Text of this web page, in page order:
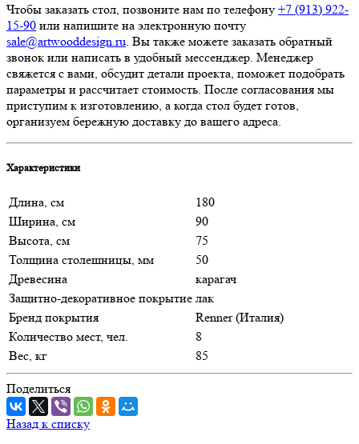
Чтобы заказать стол, позвоните нам по телефону +7 (913) 922-
15-90 или напишите на электронную почту
sale@artwooddesign.ru . Вы также можете заказать обратный
звонок или написать в удобный мессенджер. Менеджер
свяжется с вами, обсудит детали проекта, поможет подобрать
параметры и рассчитает стоимость. После согласования мы
приступим к изготовлению, а когда стол будет готов,
организуем бережную доставку до вашего адреса.
Характеристики
Длина, см
180
Ширина, см
90
Высота, см
75
Толщина столешницы, мм
50
Древесина
карагач
Защитно-декоративное покрытие лак
Бренд покрытия
Renner (Италия)
Количество мест, чел.
8
Вес, кг
85
Поделиться
Назад к списку